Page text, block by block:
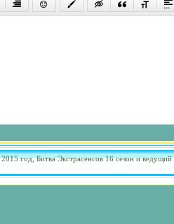
2015 год, Битва Экстрасенсов 16 сезон и